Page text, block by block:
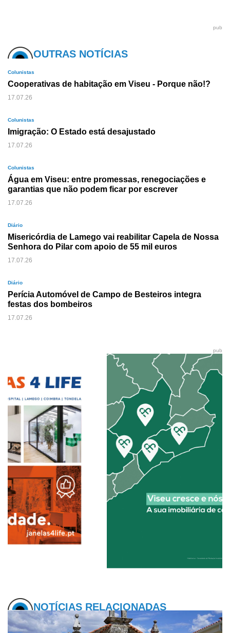
pub
OUTRAS NOTÍCIAS
Colunistas
Cooperativas de habitação em Viseu - Porque não!?
17.07.26
Colunistas
Imigração: O Estado está desajustado
17.07.26
Colunistas
Água em Viseu: entre promessas, renegociações e
garantias que não podem ficar por escrever
17.07.26
Diário
Misericórdia de Lamego vai reabilitar Capela de Nossa
Senhora do Pilar com apoio de 55 mil euros
17.07.26
Diário
Perícia Automóvel de Campo de Besteiros integra
festas dos bombeiros
17.07.26
pub
NOTÍCIAS RELACIONADAS